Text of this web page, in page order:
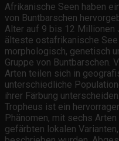
Afrikanische Seen haben
von Buntbarschen
Alter auf 9 bis 12 Millionen
älteste ostafrikanische
morphologisch, genetisch
Gruppe von Buntbarschen.
Arten teilen sich in
unterschiedliche
ihrer Färbung
Tropheus ist ein
Phänomen, mit sechs
gefärbten lokalen